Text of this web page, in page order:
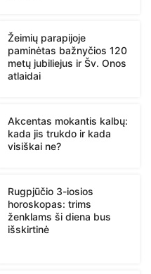
Žeimių parapijoje
paminėtas bažnyčios 120
metų jubiliejus ir Šv. Onos
atlaidai
Akcentas mokantis kalbų:
kada jis trukdo ir kada
visiškai ne?
Rugpjūčio 3-iosios
horoskopas: trims
ženklams ši diena bus
išskirtinė